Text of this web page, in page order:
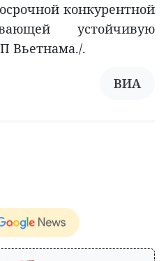
конкурентной
устойчивую
Вьетнама./.
ВИА